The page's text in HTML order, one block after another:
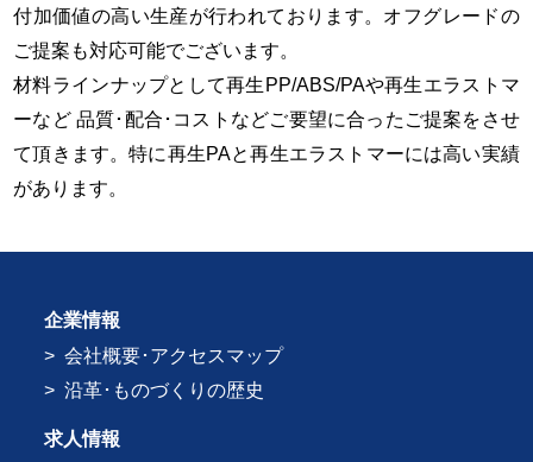
付加価値の高い生産が行われております。オフグレードの
ご提案も対応可能でございます。
材料ラインナップとして再生PP/ABS/PAや再生エラストマ
ーなど 品質･配合･コストなどご要望に合ったご提案をさせ
て頂きます。特に再生PAと再生エラストマーには高い実績
があります。
企業情報
会社概要･アクセスマップ
沿革･ものづくりの歴史
求人情報